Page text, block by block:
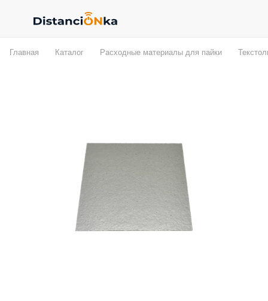
Главная Каталог Расходные материалы для пайки